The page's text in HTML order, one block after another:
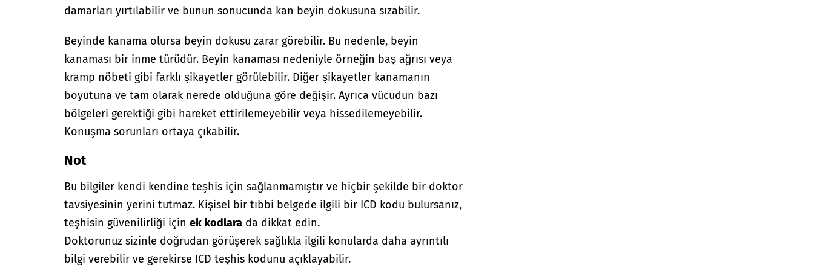
damarları yırtılabilir ve bunun sonucunda kan beyin dokusuna sızabilir.
Beyinde kanama olursa beyin dokusu zarar görebilir. Bu nedenle, beyin
kanaması bir inme türüdür. Beyin kanaması nedeniyle örneğin baş ağrısı veya
kramp nöbeti gibi farklı şikayetler görülebilir. Diğer şikayetler kanamanın
boyutuna ve tam olarak nerede olduğuna göre değişir. Ayrıca vücudun bazı
bölgeleri gerektiği gibi hareket ettirilemeyebilir veya hissedilemeyebilir.
Konuşma sorunları ortaya çıkabilir.
Not
Bu bilgiler kendi kendine teşhis için sağlanmamıştır ve hiçbir şekilde bir doktor
tavsiyesinin yerini tutmaz. Kişisel bir tıbbi belgede ilgili bir ICD kodu bulursanız,
teşhisin güvenilirliği içinek kodlara da dikkat edin.
Doktorunuz sizinle doğrudan görüşerek sağlıkla ilgili konularda daha ayrıntılı
bilgi verebilir ve gerekirse ICD teşhis kodunu açıklayabilir.